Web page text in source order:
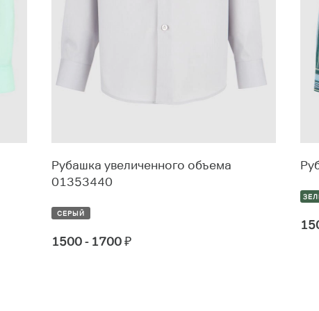
Рубашка увеличенного объема
01353440
СЕРЫЙ
1500 - 1700₽